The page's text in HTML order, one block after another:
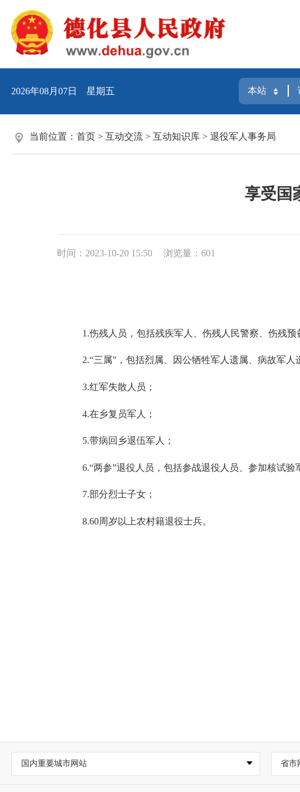
2026年08月07日 星期五
当前位置： 首页 > 互动交流 > 互动知识库 > 退役军人事务局
享受国
时间：2023-10-20 15:50 浏览量：601
1.伤残人员，包括残疾军人、伤残人民警察、伤残
2.“三属”，包括烈属、因公牺牲军人遗属、病故军人
3.红军失散人员；
4.在乡复员军人；
5.带病回乡退伍军人；
6.“两参”退役人员，包括参战退役人员、参加核试
7.部分烈士子女；
8.60周岁以上农村籍退役士兵。
国内重要城市网站 省市